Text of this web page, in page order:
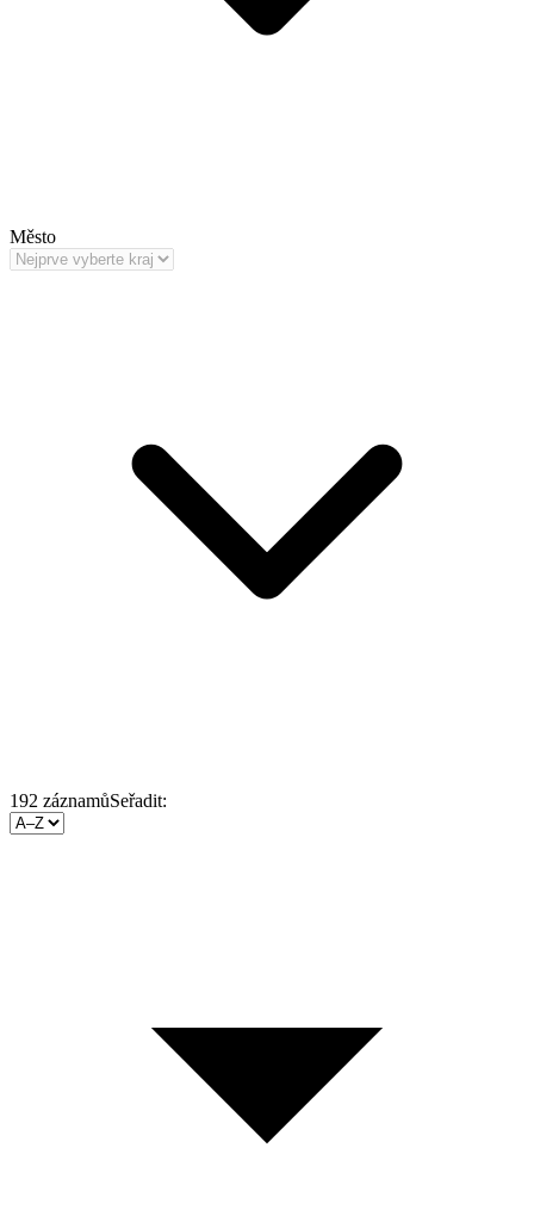
Město
192 záznamůSeřadit: